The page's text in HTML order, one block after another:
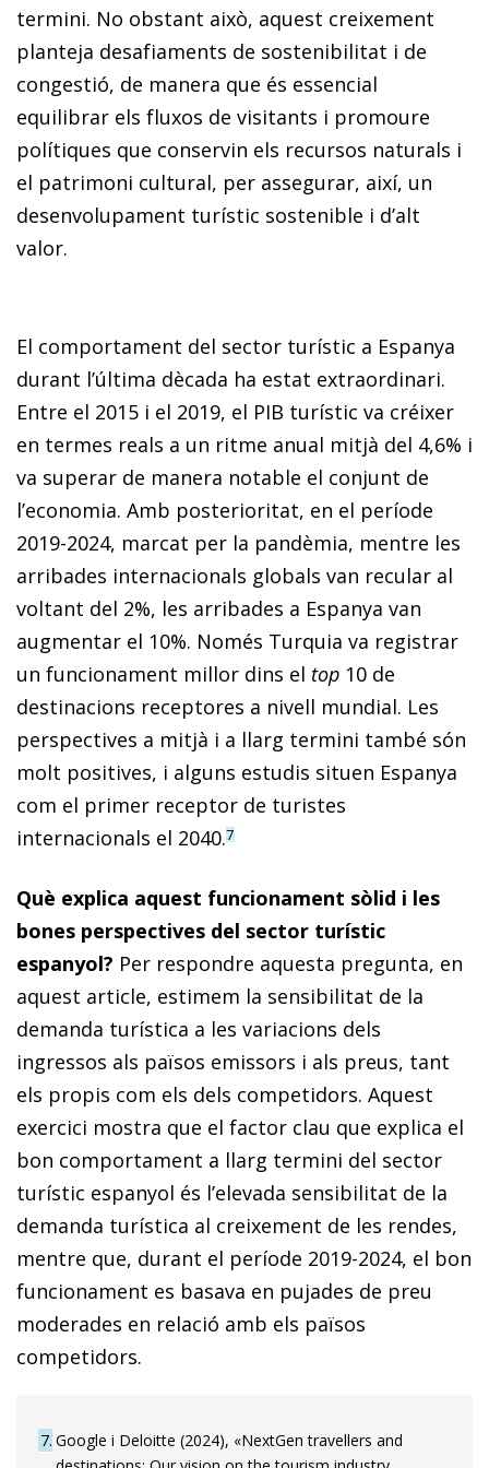
termini. No obstant això, aquest creixement
planteja desafiaments de sostenibilitat i de
congestió, de manera que és essencial
equilibrar els fluxos de visitants i promoure
polítiques que conservin els recursos naturals i
el patrimoni cultural, per assegurar, així, un
desenvolupament turístic sostenible i d’alt
valor.
El comportament del sector turístic a Espanya
durant l’última dècada ha estat extraordinari.
Entre el 2015 i el 2019, el PIB turístic va créixer
en termes reals a un ritme anual mitjà del 4,6% i
va superar de manera notable el conjunt de
l’economia. Amb posterioritat, en el període
2019-2024, marcat per la pandèmia, mentre les
arribades internacionals globals van recular al
voltant del 2%, les arribades a Espanya van
augmentar el 10%. Només Turquia va registrar
un funcionament millor dins el top 10 de
destinacions receptores a nivell mundial. Les
perspectives a mitjà i a llarg termini també són
molt positives, i alguns estudis situen Espanya
com el primer receptor de turistes
internacionals el 2040.7
Què explica aquest funcionament sòlid i les
bones perspectives del sector turístic
espanyol? Per respondre aquesta pregunta, en
aquest article, estimem la sensibilitat de la
demanda turística a les variacions dels
ingressos als països emissors i als preus, tant
els propis com els dels competidors. Aquest
exercici mostra que el factor clau que explica el
bon comportament a llarg termini del sector
turístic espanyol és l’elevada sensibilitat de la
demanda turística al creixement de les rendes,
mentre que, durant el període 2019-2024, el bon
funcionament es basava en pujades de preu
moderades en relació amb els països
competidors.
7 Google i Deloitte (2024), «NextGen travellers and